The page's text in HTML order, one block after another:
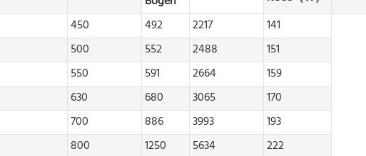
450 492 2217 141
500 552 2488
151
550 591 2664
159
630 680 3065
170
700 886 3993
193
800 1250 5634
222